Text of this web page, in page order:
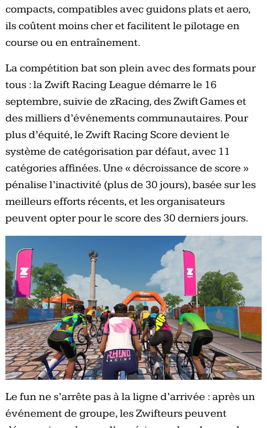
compacts, compatibles avec guidons plats et aero,
ils coûtent moins cher et facilitent le pilotage en
course ou en entraînement.
La compétition bat son plein avec des formats pour
tous : la Zwift Racing League démarre le 16
septembre, suivie de zRacing, des Zwift Games et
des milliers d’événements communautaires. Pour
plus d’équité, le Zwift Racing Score devient le
système de catégorisation par défaut, avec 11
catégories affinées. Une « décroissance de score »
pénalise l’inactivité (plus de 30 jours), basée sur les
meilleurs efforts récents, et les organisateurs
peuvent opter pour le score des 30 derniers jours.
Le fun ne s’arrête pas à la ligne d’arrivée : après un
événement de groupe, les Zwifteurs peuvent